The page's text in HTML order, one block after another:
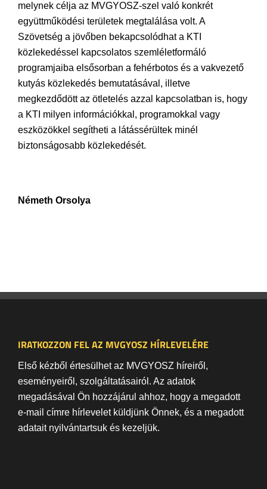
melynek célja az MVGYOSZ-szel való konkrét
együttműködési területek megtalálása volt. A
Szövetség a jövőben bekapcsolódhat a KTI
közlekedéssel kapcsolatos szemléletformáló
programjaiba elsősorban a fehérbotos és a vakvezető
kutyás közlekedés bemutatásával, illetve
megkezdődött az ötletelés azzal kapcsolatban is, hogy
a KTI milyen információkkal, programokkal vagy
eszközökkel segítheti a látássérültek minél
biztonságosabb közlekedését.
Németh Orsolya
IRATKOZZON FEL AZ MVGYOSZ HÍRLEVELÉRE
Első kézből értesülhet az MVGYOSZ híreiről,
eseményeiről, szolgáltatásairól. Az adatok
megadásával Ön hozzájárul ahhoz, hogy a megadott
e-mail címre hírlevelet küldjünk Önnek, és a megadott
adatait nyilvántartsuk és kezeljük.